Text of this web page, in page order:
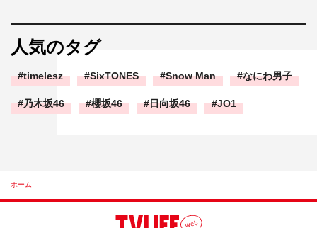
人気のタグ
timelesz SixTONES Snow Man なにわ男子
乃木坂46 櫻坂46 日向坂46 JO1
ホーム